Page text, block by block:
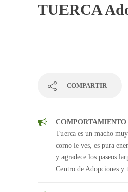
TUERCA
COMPARTIR
COMPORTAMIENTO
Tuerca es un macho
como le ves, es pura
y agradece los paseos
Centro de Adopciones y